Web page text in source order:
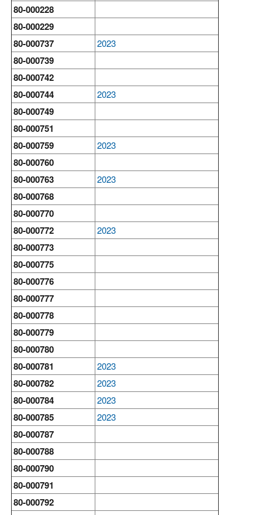
80-000228
80-000229
80-000737
2023
80-000739
80-000742
80-000744
2023
80-000749
80-000751
80-000759
2023
80-000760
80-000763
2023
80-000768
80-000770
80-000772
2023
80-000773
80-000775
80-000776
80-000777
80-000778
80-000779
80-000780
80-000781
2023
80-000782 2023
80-000784 2023
80-000785 2023
80-000787
80-000788
80-000790
80-000791
80-000792